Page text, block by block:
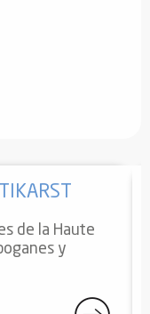
de la Haute
y